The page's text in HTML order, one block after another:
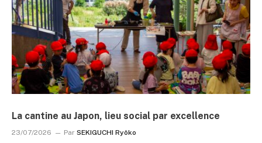
La cantine au Japon, lieu social par excellence
23/07/2026 Par SEKIGUCHI Ryôko